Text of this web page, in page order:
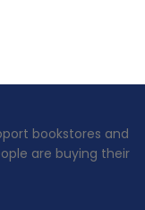
bookstores and
are buying their